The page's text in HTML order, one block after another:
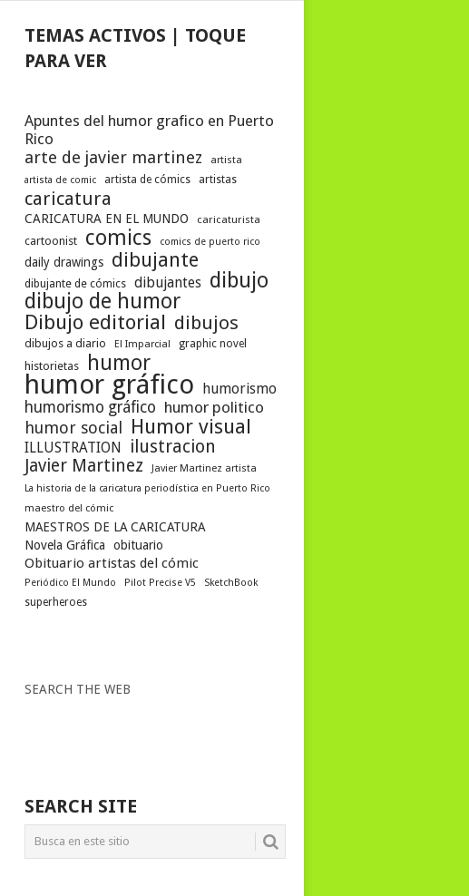
TEMAS ACTIVOS | TOQUE
PARA VER
Apuntes del humor grafico en Puerto
Rico
arte de javier martinez
artista
artista de comic
artista de cómics artistas
caricatura
CARICATURA EN EL MUNDO caricaturista
cartoonist comics comics de puerto rico
daily drawings dibujante
dibujante de cómics dibujantes dibujo
dibujo de humor
Dibujo editorial dibujos
dibujos a diario El Imparcial graphic novel
historietas humor
humor gráfico humorismo
humorismo gráfico humor politico
humor social Humor visual
ILLUSTRATION
ilustracion
Javier Martinez
Javier Martinez artista
La historia de la caricatura periodística en Puerto Rico
maestro del cómic
MAESTROS DE LA CARICATURA
Novela Gráfica
obituario
Obituario artistas del cómic
Periódico El Mundo Pilot Precise V5 SketchBook
superheroes
SEARCH THE WEB
SEARCH SITE